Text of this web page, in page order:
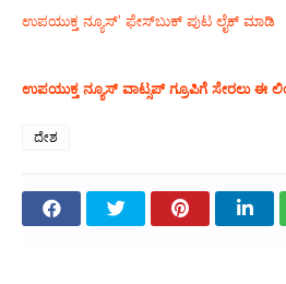
ಉಪಯುಕ್ತ ನ್ಯೂಸ್‌’ ಫೇಸ್‌ಬುಕ್ ಪುಟ ಲೈಕ್ ಮಾಡಿ
ಉಪಯುಕ್ತ ನ್ಯೂಸ್‌ ವಾಟ್ಸಪ್‌ ಗ್ರೂಪಿಗೆ ಸೇರಲು ಈ
ದೇಶ